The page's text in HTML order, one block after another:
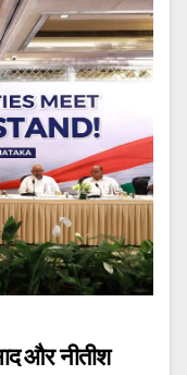
और नीतीश